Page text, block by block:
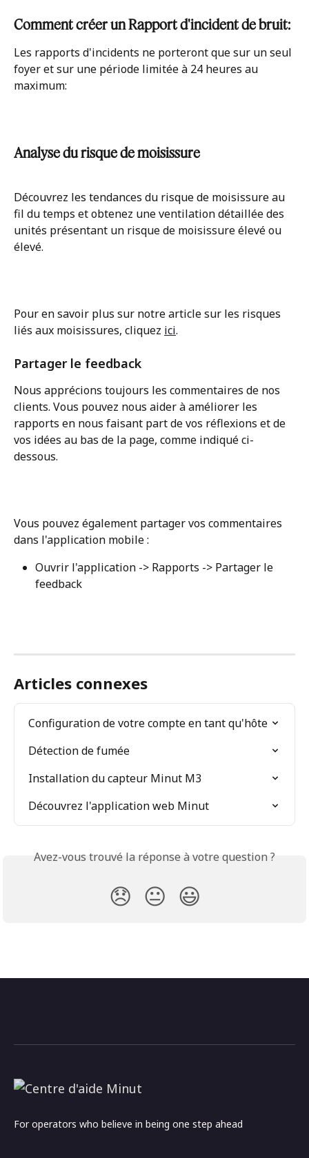
Comment créer un Rapport d'incident de bruit:
Les rapports d'incidents ne porteront que sur un seul
foyer et sur une période limitée à 24 heures au
maximum:
Analyse du risque de moisissure
Découvrez les tendances du risque de moisissure au
fil du temps et obtenez une ventilation détaillée des
unités présentant un risque de moisissure élevé ou
élevé.
Pour en savoir plus sur notre article sur les risques
liés aux moisissures, cliquez ici.
Partager le feedback
Nous apprécions toujours les commentaires de nos
clients. Vous pouvez nous aider à améliorer les
rapports en nous faisant part de vos réflexions et de
vos idées au bas de la page, comme indiqué ci-
dessous.
Vous pouvez également partager vos commentaires
dans l'application mobile :
Ouvrir l'application -> Rapports -> Partager le
feedback
Articles connexes
Configuration de votre compte en tant qu'hôte
Détection de fumée
Installation du capteur Minut M3
Découvrez l'application web Minut
Avez-vous trouvé la réponse à votre question ?
😞 😐 😃
For operators who believe in being one step ahead